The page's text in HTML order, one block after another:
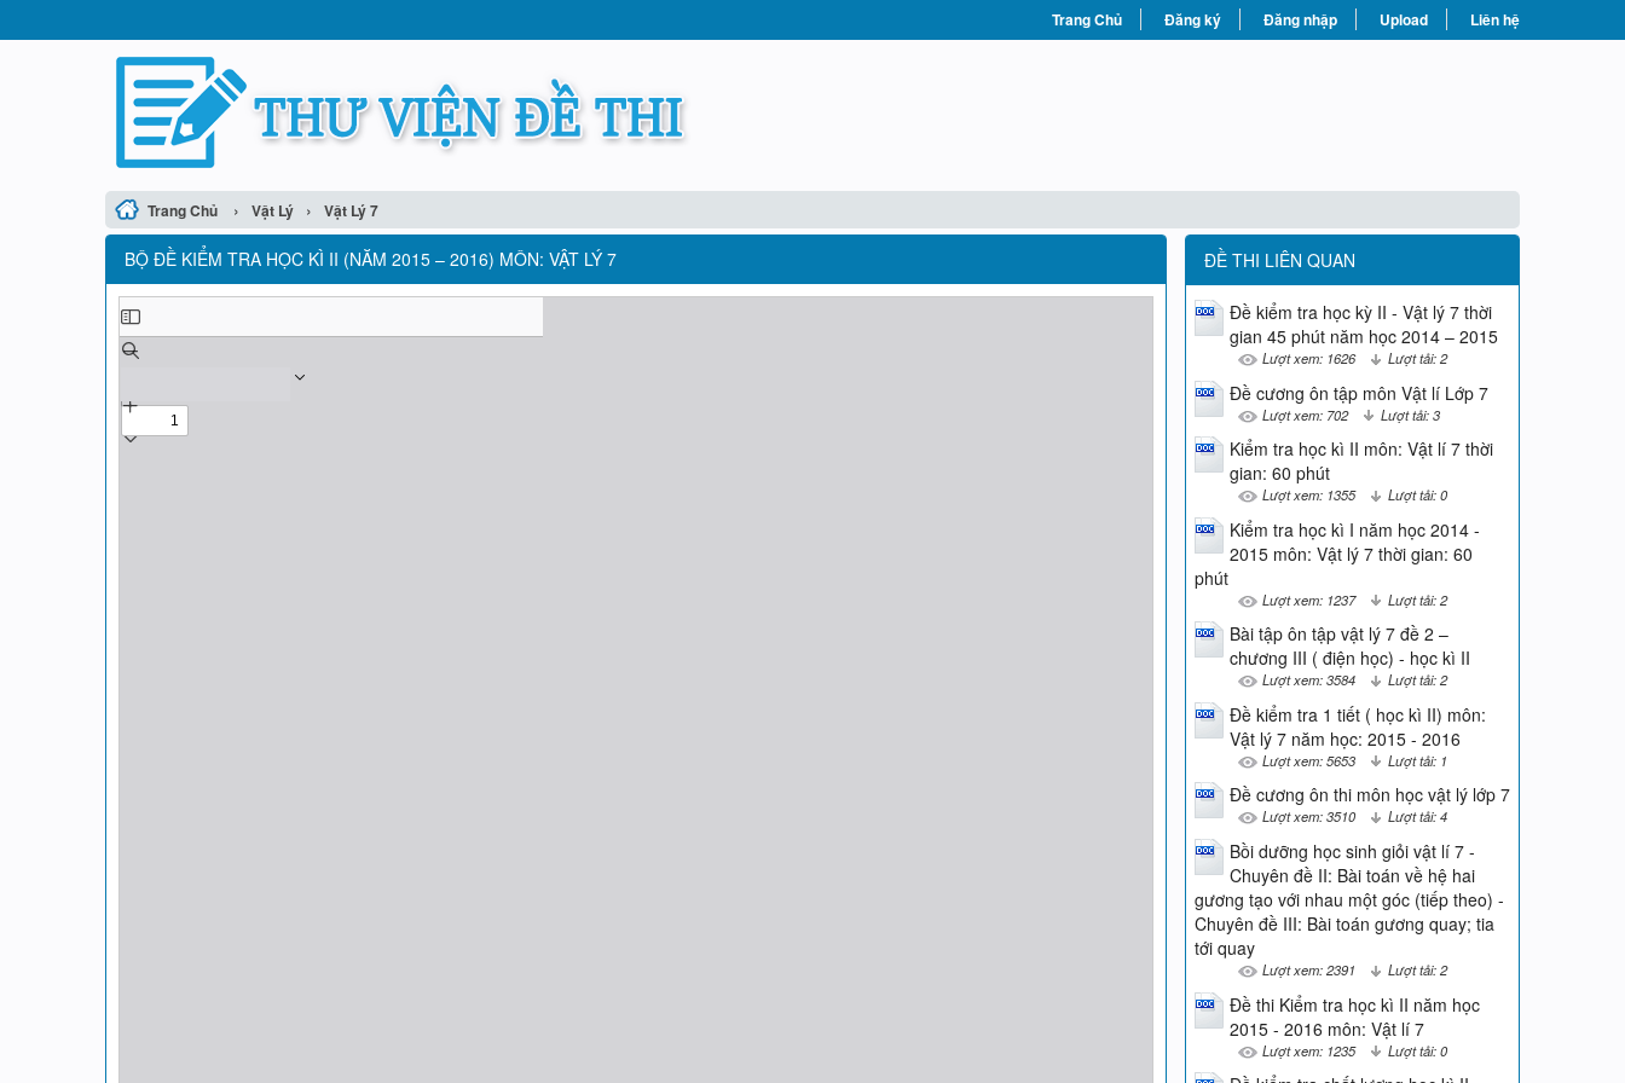
Trang Chủ Đăng ký Đăng nhập Upload Liên hệ
Trang Chủ › Vật Lý › Vật Lý 7
BỘ ĐỀ KIỂM TRA HỌC KÌ II (NĂM 2015 – 2016) MÔN: VẬT LÝ 7 ĐỀ THI LIÊN QUAN
Đề kiểm tra học kỳ II - Vật lý 7 thời
gian 45 phút năm học 2014 – 2015
Lượt xem: 1626 Lượt tải: 2
Đề cương ôn tập môn Vật lí Lớp 7
Lượt xem: 702 Lượt tải: 3
Kiểm tra học kì II môn: Vật lí 7 thời
gian: 60 phút
Lượt xem: 1355 Lượt tải: 0
Kiểm tra học kì I năm học 2014 -
2015 môn: Vật lý 7 thời gian: 60
phút
Lượt xem: 1237 Lượt tải: 2
Bài tập ôn tập vật lý 7 đề 2 –
chương III ( điện học) - học kì II
Lượt xem: 3584 Lượt tải: 2
Đề kiểm tra 1 tiết ( học kì II) môn:
Vật lý 7 năm học: 2015 - 2016
Lượt xem: 5653 Lượt tải: 1
Đề cương ôn thi môn học vật lý lớp 7
Lượt xem: 3510 Lượt tải: 4
Bồi dưỡng học sinh giỏi vật lí 7 -
Chuyên đề II: Bài toán về hệ hai
gương tạo với nhau một góc (tiếp theo) -
Chuyên đề III: Bài toán gương quay; tia
tới quay
Lượt xem: 2391 Lượt tải: 2
Đề thi Kiểm tra học kì II năm học
2015 - 2016 môn: Vật lí 7
Lượt xem: 1235 Lượt tải: 0